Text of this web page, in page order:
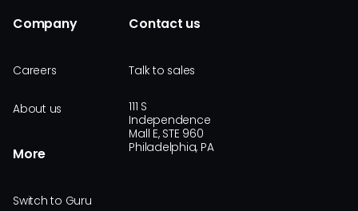
Company
Careers
About us
More
Switch to Guru
Contact us
Talk to sales
111 S
Independence
Mall E, STE 960
Philadelphia, PA